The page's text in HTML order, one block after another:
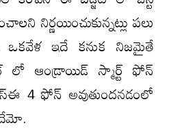
నిర్ణయించుకున్నట్లు పలు
ఒకవేళ ఇదే కనుక నిజమైతే
లో ఆండ్రాయిడ్ స్మార్ట్ ఫోన్
4 ఫోన్ అవుతుందనడంలో